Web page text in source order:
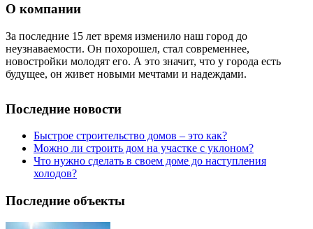
О компании
За последние 15 лет время изменило наш город до
неузнаваемости. Он похорошел, стал современнее,
новостройки молодят его. А это значит, что у города есть
будущее, он живет новыми мечтами и надеждами.
Последние новости
Быстрое строительство домов – это как?
Можно ли строить дом на участке с уклоном?
Что нужно сделать в своем доме до наступления
холодов?
Последние объекты